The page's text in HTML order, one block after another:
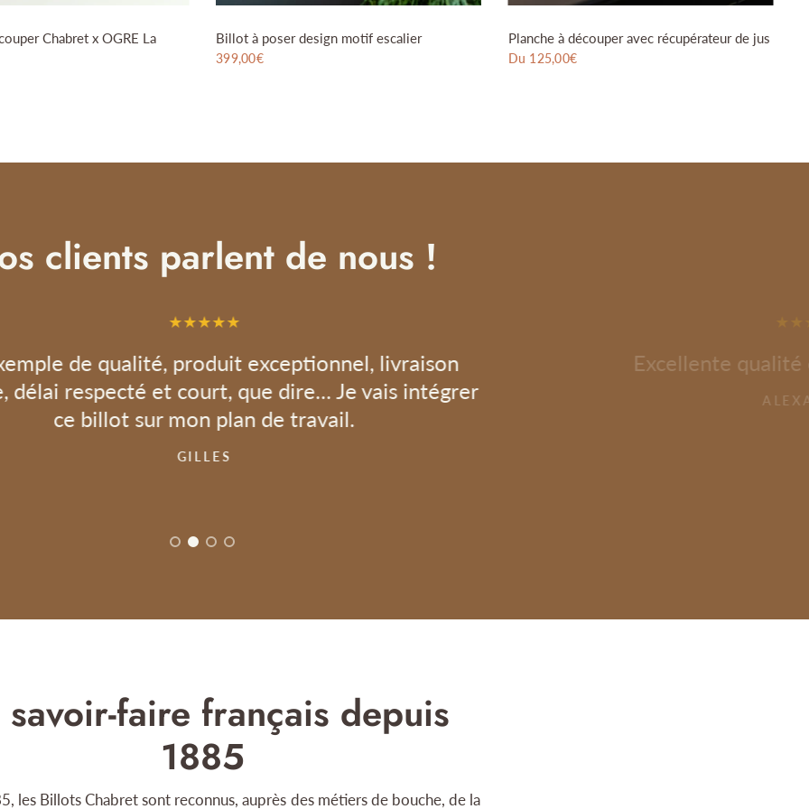
Chabret x OGRE La
Billot à poser design motif escalier
399,00€
Planche à découper avec récupérateur de jus
Du 125,00€
clients parlent de nous !
de qualité, produit exceptionnel, livraison
délai respecté et court, que dire... Je vais intégrer
ce billot sur mon plan de travail.
GILLES
Excellente qualité
savoir-faire français depuis
1885
les Billots Chabret sont reconnus, auprès des métiers de bouche, de la